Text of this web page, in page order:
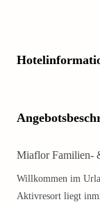
Miaflor Familien-
Willkommen im
Aktivresort liegt